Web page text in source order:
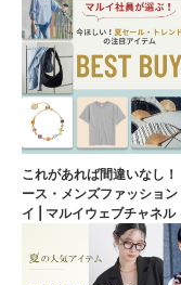
これがあれば間違いなし！
ース・メンズファッショ
イ | マルイウェブチャネル